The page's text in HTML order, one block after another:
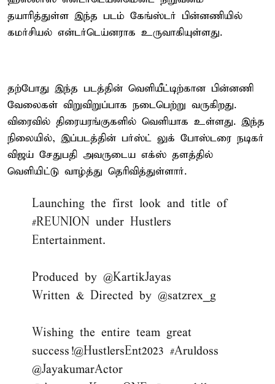
தயாரித்துள்ள இந்த படம் கேங்ஸ்டர் பின்னணியில்
கமர்சியல் என்டர்டெய்னராக உருவாகியுள்ளது.
தற்போது இந்த படத்தின் வெளியீட்டிற்கான பின்னணி
வேலைகள் விறுவிறுப்பாக நடைபெற்று வருகிறது.
விரைவில் திரையரங்குகளில் வெளியாக உள்ளது. இந்த
நிலையில், இப்படத்தின் பர்ஸ்ட் லுக் போஸ்டரை நடிகர்
விஜய் சேதுபதி அவருடைய எக்ஸ் தளத்தில்
வெளியிட்டு வாழ்த்து தெரிவித்துள்ளார்.
Launching the first look and title of
#REUNION under Hustlers
Entertainment.
Produced by @KartikJayas
Written & Directed by @satzrex_g
Wishing the entire team great
success!@HustlersEnt2023 #Aruldoss
@JayakumarActor